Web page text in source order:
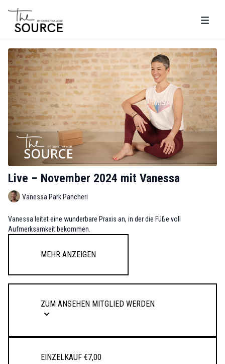
Live – November 2024 mit Vanessa
Vanessa Park Pancheri
Vanessa leitet eine wunderbare Praxis an, in der die Füße voll
Aufmerksamkeit bekommen.
Mehr anzeigen
ZUM ANSEHEN MITGLIED WERDEN
Einzelkauf €7,00